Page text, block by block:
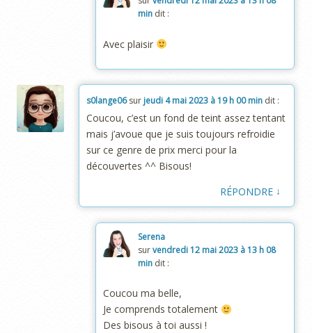
min dit :
Avec plaisir
s0lange06sur jeudi 4 mai 2023 à 19 h 00 min dit :
Coucou, c’est un fond de teint assez tentant
mais j’avoue que je suis toujours refroidie
sur ce genre de prix merci pour la
découvertes ^^ Bisous!
RÉPONDRE ↓
Serena
survendredi 12 mai 2023 à 13 h 08
min dit :
Coucou ma belle,
Je comprends totalement
Des bisous à toi aussi !